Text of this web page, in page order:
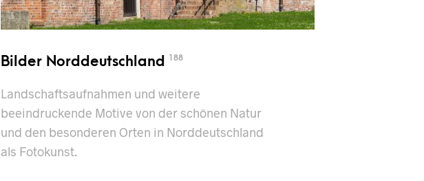
Bilder Norddeutschland 188
Landschaftsaufnahmen und weitere
beeindruckende Motive von der schönen Natur
und den besonderen Orten in Norddeutschland
als Fotokunst.